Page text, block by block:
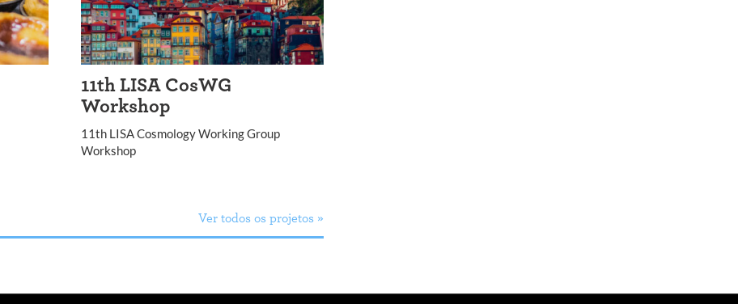
11th LISA CosWG
Workshop
11th LISA Cosmology Working Group
Workshop
Ver todos os projetos »